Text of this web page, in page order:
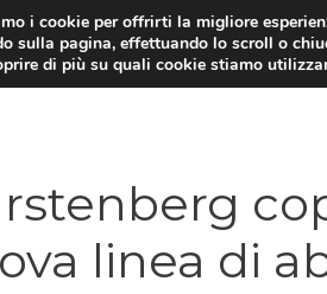
linea di
i cookie per offrirti la migliore
sulla pagina, effettuando lo scroll o
di più su quali cookie stiamo